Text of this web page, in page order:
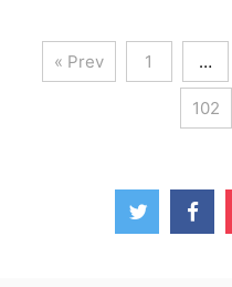
« Prev 1 …
102